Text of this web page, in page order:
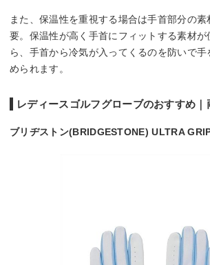
また、保温性を重視する場合は手首部分の
要。保温性が高く手首にフィットする素材が
ら、手首から冷気が入ってくるのを防いで手
められます。
レディースゴルフグローブのおすすめ｜
ブリヂストン(BRIDGESTONE) ULTRA